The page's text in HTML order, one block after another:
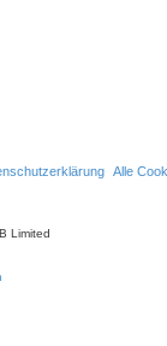
Alle
Limited